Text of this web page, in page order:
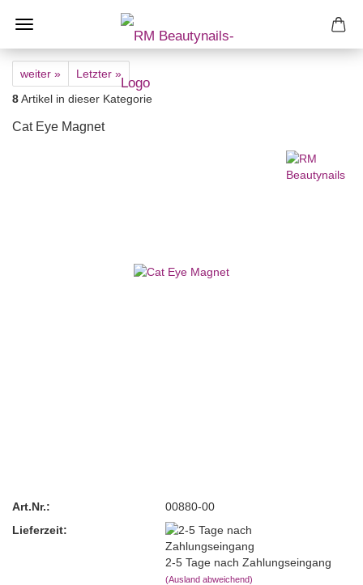
weiter »
Letzter »
8Artikel in dieser Kategorie
Cat Eye Magnet
Art.Nr.:
00880-00
Lieferzeit:
2-5 Tage nach Zahlungseingang
(Ausland abweichend)